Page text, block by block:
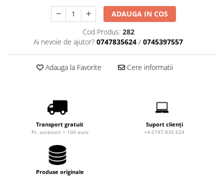
Costume neopren
Șosete, mănuși, căciuli neopren
Jachete impermeabile
Costume uscate
Fuste de valuri
Căști de protecție
Siguranță, accesorii
Drybag - Saci impermeabili
Genți și portbagaje de biciclete
ADAUGA IN COS
Cod Produs: 282
Ai nevoie de ajutor? 0747835624 / 0745397557
Adauga la Favorite Cere informatii
Transport gratuit
Pt. accesorii > 100 euro
Suport clienți
+4 0747 835 624
Produse originale